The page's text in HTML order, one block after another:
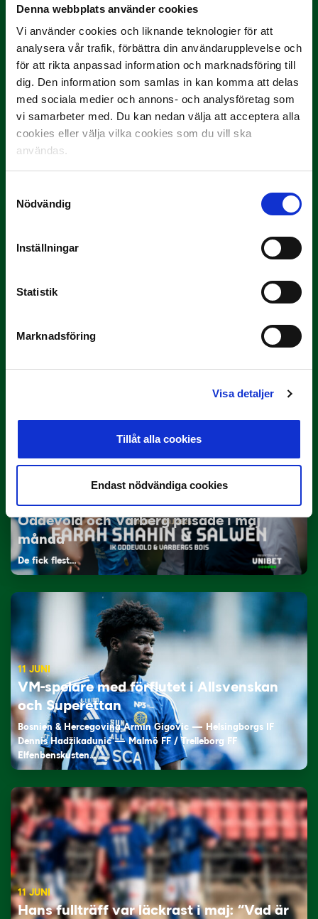
Denna webbplats använder cookies
Vi använder cookies och liknande teknologier för att
analysera vår trafik, förbättra din användarupplevelse och
för att rikta anpassad information och marknadsföring till
dig. Den information som samlas in kan komma att delas
med sociala medier och annons- och analysföretag som
vi samarbeter med. Du kan nedan välja att acceptera alla
cookies eller välja vilka cookies som du vill ska
användas.
Nödvändig
Inställningar
Statistik
Marknadsföring
Visa detaljer
Tillåt alla cookies
Endast nödvändiga cookies
3 JULI
Rösta på Månadens Tränare i juni
Här är de…
Lagerlöf tar över i Sandvikens IF
12 JUNI
Oddevold och Varberg prisade i maj
månad
De fick flest…
11 JUNI
VM-spelare med förflutet i Allsvenskan
och Superettan
Bosnien & Hercegovina Armin Gigovic — Helsingborgs IF
Dennis Hadžikadunić — Malmö FF / Trelleborg FF
Elfenbenskusten…
11 JUNI
Hans fullträff var läckrast i maj: “Vad är